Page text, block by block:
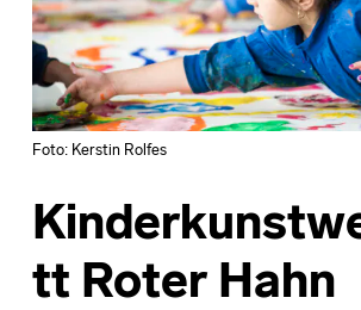
Foto: Kerstin Rolfes
tt Roter Hahn